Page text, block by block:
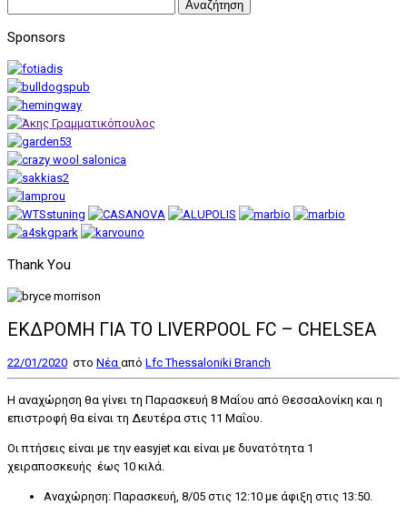
Sponsors
Thank You
ΕΚΔΡΟΜΗ ΓΙΑ ΤΟ LIVERPOOL FC – CHELSEA
22/01/2020 στο Nέα από Lfc Thessaloniki Branch
Η αναχώρηση θα γίνει τη Παρασκευή 8 Μαΐου από Θεσσαλονίκη και η
επιστροφή θα είναι τη Δευτέρα στις 11 Μαΐου.
Οι πτήσεις είναι με την easyjet και είναι με δυνατότητα 1
χειραποσκευής έως 10 κιλά.
Αναχώρηση: Παρασκευή, 8/05 στις 12:10 με άφιξη στις 13:50.